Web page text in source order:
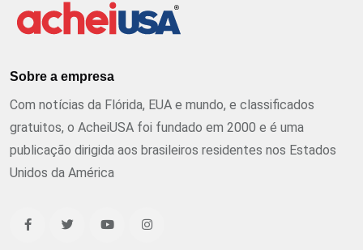
Sobre a empresa
Com notícias da Flórida, EUA e mundo, e classificados
gratuitos, o AcheiUSA foi fundado em 2000 e é uma
publicação dirigida aos brasileiros residentes nos Estados
Unidos da América